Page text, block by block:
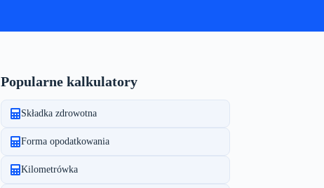
Popularne kalkulatory
Składka zdrowotna
Forma opodatkowania
Kilometrówka